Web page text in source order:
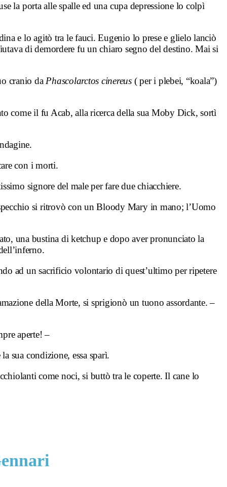
la porta alle spalle ed una cupa depressione lo colpì
e lo agitò tra le fauci. Eugenio lo prese e glielo lanciò
didemordere fu un chiaro segno del destino. Mai si
cranio daPhascolarctos cinereus ( per i plebei, “koala”)
come il fu Acab, alla ricerca della sua Moby Dick, sortì
con i morti.
signore del male per fare due chiacchiere.
si ritrovò con un Bloody Mary in mano; l’Uomo
una bustina di ketchup e dopo aver pronunciato la
ad un sacrificio volontario di quest’ultimo per ripetere
della Morte, si sprigionò un tuono assordante. –
aperte! –
la sua condizione, essa sparì.
come noci, si buttò tra le coperte. Il cane lo